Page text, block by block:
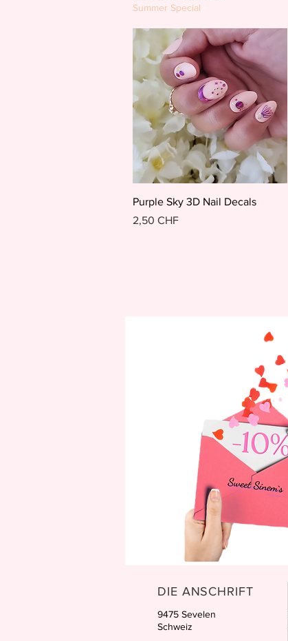
Summer Special
Schnellansicht
Purple Sky 3D Nail Decals
Preis
2,50 CHF
DIE ANSCHRIFT
9475 Sevelen
Schweiz